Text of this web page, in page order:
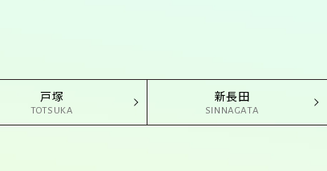
戸塚
TOTSUKA
新長田
SINNAGATA